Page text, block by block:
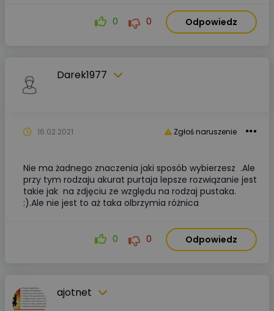
0 0 Odpowiedz
Darek1977
Zgłoś naruszenie
16.02.2021
Nie ma żadnego znaczenia jaki sposób wybierzesz .Ale
przy tym rodzaju akurat purtaja lepsze rozwiązanie jest
takie jak na zdjęciu ze względu na rodzaj pustaka.
:).Ale nie jest to aż taka olbrzymia różnica
0 0 Odpowiedz
ajotnet